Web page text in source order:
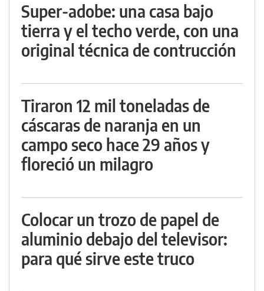
Super-adobe: una casa bajo
tierra y el techo verde, con una
original técnica de contrucción
Tiraron 12 mil toneladas de
cáscaras de naranja en un
campo seco hace 29 años y
floreció un milagro
Colocar un trozo de papel de
aluminio debajo del televisor:
para qué sirve este truco